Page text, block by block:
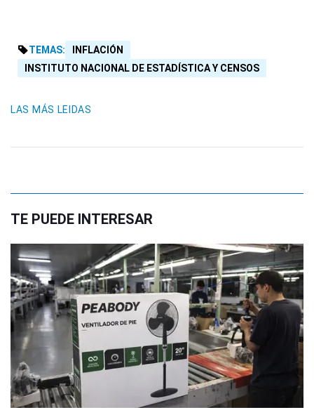
TEMAS:
INFLACIÓN
INSTITUTO NACIONAL DE ESTADÍSTICA Y CENSOS
LAS MÁS LEIDAS
TE PUEDE INTERESAR